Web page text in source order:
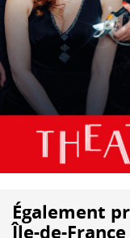
Également
Île-de-France